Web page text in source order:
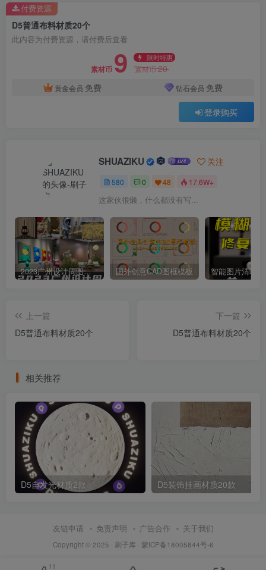
D5普通布料材质20个
此内容为付费资源，请付费后查看
素材币 9 限时特惠
素材币20
黄金会员 免费 钻石会员 免费
登录购买
付费资源
SHUAZIKU 关注
580 0 48 17.6W+
这家伙很懒，什么都没有写...
2023广州设计周图集更新至8000多张高清图+联系方式 国外创意CAD图框模板
上一篇
D5普通布料材质20个
下一篇
D5普通布料材质20个
相关推荐
D5自发光材质2款 D5装饰挂画材质20款
友链申请 免责声明 广告合作 关于我们
Copyright © 2025 · 刷子库 · 蒙ICP备18005844号-6
11